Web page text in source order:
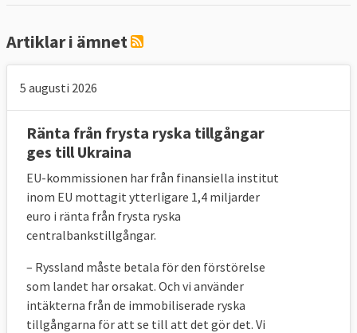
Artiklar i ämnet
5 augusti 2026
Ränta från frysta ryska tillgångar
ges till Ukraina
EU-kommissionen har från finansiella institut
inom EU mottagit ytterligare 1,4 miljarder
euro i ränta från frysta ryska
centralbankstillgångar.
– Ryssland måste betala för den förstörelse
som landet har orsakat. Och vi använder
intäkterna från de immobiliserade ryska
tillgångarna för att se till att det gör det. Vi